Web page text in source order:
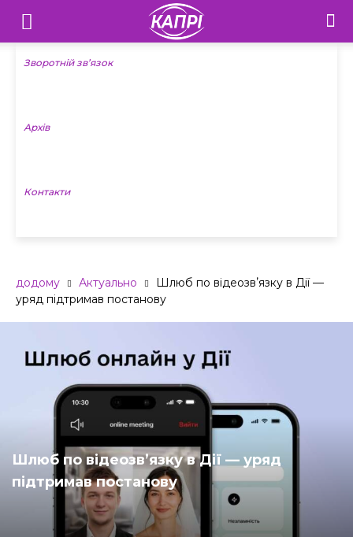
Телебачення
«Капрі»
Новини
Зворотній зв’язок
Архів
Контакти
додому Актуально
Шлюб по відеозвʼязку в Дії —
уряд підтримав постанову
Шлюб по відеозвʼязку в Дії — уряд
підтримав постанову